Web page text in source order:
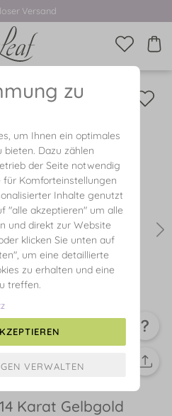
Versand
Karat Gelbgold
zu
um Ihnen ein optimales
bieten. Dazu zählen
der Seite notwendig
für Komforteinstellungen
Inhalte genutzt
"alle akzeptieren" um alle
und direkt zur Website
klicken Sie unten auf
um eine detaillierte
zu erhalten und eine
treffen.